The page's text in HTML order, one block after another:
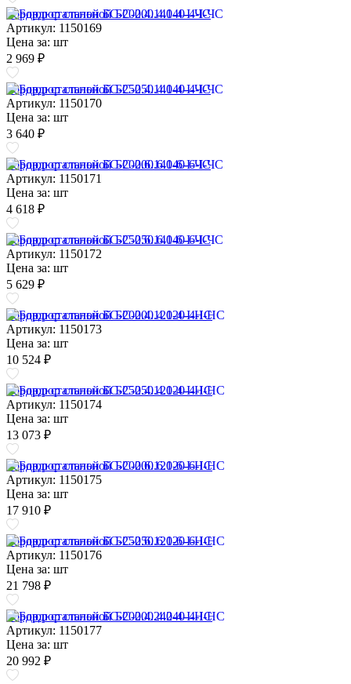
Бордюр стальной БС-200.4.140-4-I-ЧС
Артикул: 1150169
Цена за: шт
2 969 ₽
Бордюр стальной БС-250.4.140-4-I-ЧС
Артикул: 1150170
Цена за: шт
3 640 ₽
Бордюр стальной БС-200.6.140-6-I-ЧС
Артикул: 1150171
Цена за: шт
4 618 ₽
Бордюр стальной БС-250.6.140-6-I-ЧС
Артикул: 1150172
Цена за: шт
5 629 ₽
Бордюр стальной БС-200.4.120-4-I-НС
Артикул: 1150173
Цена за: шт
10 524 ₽
Бордюр стальной БС-250.4.120-4-I-НС
Артикул: 1150174
Цена за: шт
13 073 ₽
Бордюр стальной БС-200.6.120-6-I-НС
Артикул: 1150175
Цена за: шт
17 910 ₽
Бордюр стальной БС-250.6.120-6-I-НС
Артикул: 1150176
Цена за: шт
21 798 ₽
Бордюр стальной БС-200.4.240-4-I-НС
Артикул: 1150177
Цена за: шт
20 992 ₽